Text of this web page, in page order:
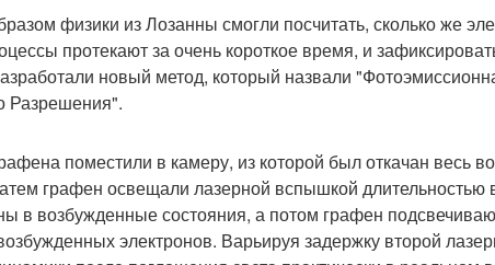
физики из Лозанны смогли посчитать, сколько же
протекают за очень короткое время, и
новый метод, который назвали
Разрешения".
поместили в камеру, из которой был откачан весь
графен освещали лазерной вспышкой длительностью
в возбужденные состояния, а потом графен
электронов. Варьируя задержку второй